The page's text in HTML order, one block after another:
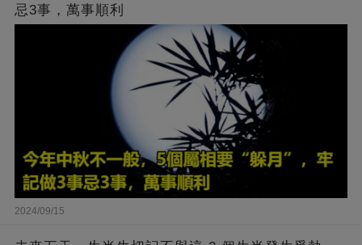
忌3事，萬事順利
2024/09/15